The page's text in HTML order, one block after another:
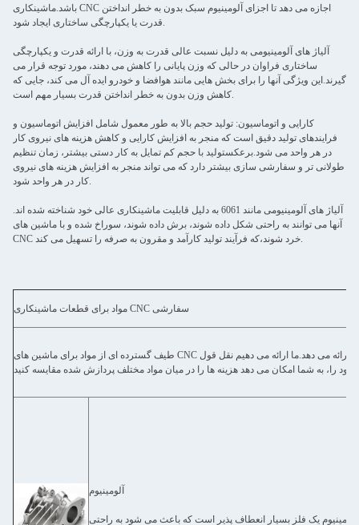
باشد.ماشینکاری CNC اجازه می دهد تا اجزای آلومینیوم سبک بدون به خطر انداختن
قدرت یا یکپارچگی ساختاری ایجاد شود.
آلیاژ های آلومینیومی به دلیل نسبت عالی قدرت به وزن، با ارائه قدرت و یکپارچگی
ساختاری فراوان در حالی که وزن پایانی را کاهش می دهند، مورد توجه قرار می
گیرند.این ویژگی آنها را برای بخش هایی مانند هوافضا و خودرو ایده آل می کند، جایی که
کاهش وزن بدون به خطر انداختن قدرت بسیار مهم است.
کارایی و اتوماسیون: تولید حجم بالا به طور معمول شامل افزایش اتوماسیون و
فرایندهای تولید دقیق است که منجر به افزایش کارایی و کاهش هزینه های نیروی کار
در هر واحد می شود.برعکستولید با حجم کم تمایل به کار دستی بیشتر، زمان تنظیم
طولانی تر و سفارشی سازی بیشتر دارد که می تواند منجر به افزایش هزینه های نیروی
کار در هر واحد شود.
آلیاژ های آلومینیومی مانند 6061 به دلیل قابلیت ماشینکاری عالی خود شناخته شده اند.
آنها می توانند به راحتی شکل داده شوند، برش داده شوند، سوراخ شده و با ماشین های
CNC خرد شوند،که فرآیند تولید کارآمد و مقرون به صرفه را تسهیل می کند.
مواد برای قطعات ماشینکاری CNC سفارشی
طیف گسترده ای از مواد برای ماشین های CNC در دسترس است، که تنوع را برای نمونه سازی سریع و تولید سفارشی قطعات پیچیده ارائه می دهد.ما ارائه می دهیم نقل قول
آلومینیوم
آلومینیوم یک فلز بسیار انعطاف پذیر است که باعث می شود به راحتی